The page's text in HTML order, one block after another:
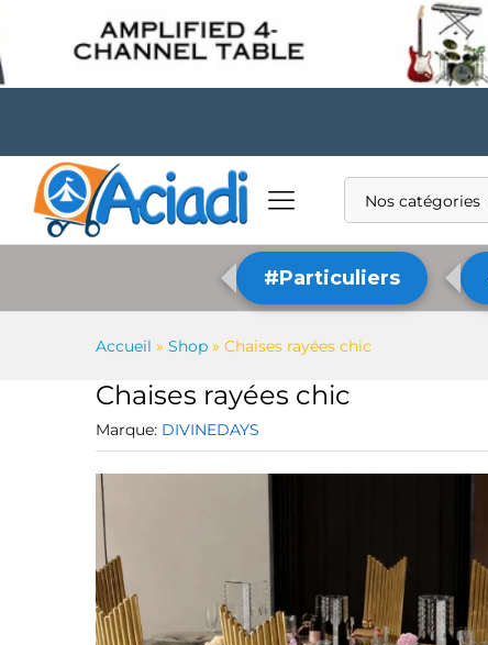
Nos catégories
#Particuliers
Accueil » Shop » Chaises rayées chic
Chaises rayées chic
Marque: DIVINEDAYS